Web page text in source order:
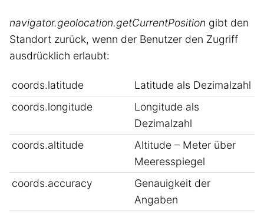
navigator.geolocation.getCurrentPosition gibt den
Standort zurück, wenn der Benutzer den Zugriff
ausdrücklich erlaubt:
coords.latitude
Latitude als Dezimalzahl
coords.longitude
Longitude als
Dezimalzahl
coords.altitude
Altitude – Meter über
Meeresspiegel
coords.accuracy
Genauigkeit der
Angaben